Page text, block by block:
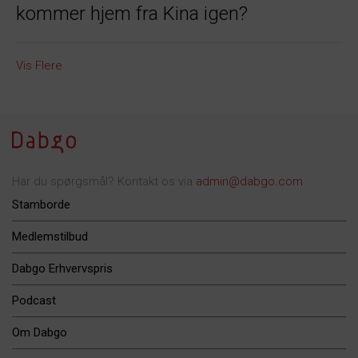
kommer hjem fra Kina igen?
Vis Flere
Har du spørgsmål? Kontakt os via admin@dabgo.com
Stamborde
Medlemstilbud
Dabgo Erhvervspris
Podcast
Om Dabgo